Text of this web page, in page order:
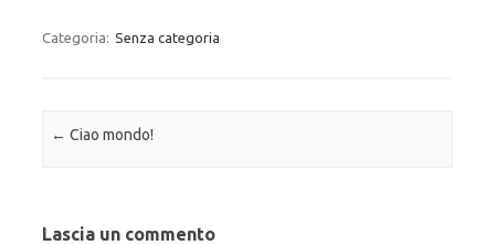
Categoria: Senza categoria
Navigazione articolo
← Ciao mondo!
Lascia un commento